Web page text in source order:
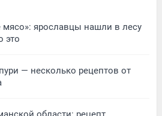
мясо»: ярославцы нашли в лесу
это
— несколько рецептов от